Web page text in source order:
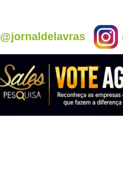
@jornaldelavras